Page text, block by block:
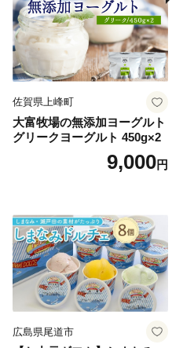
佐賀県上峰町
大富牧場の無添加ヨーグルト
グリークヨーグルト 450g×2
9,000円
広島県尾道市